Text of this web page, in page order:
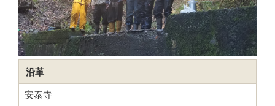
沿革
安泰寺